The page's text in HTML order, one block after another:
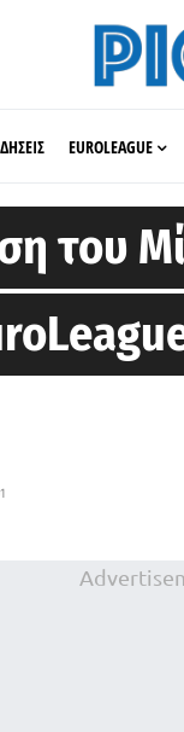
EUROLEAGUE
του